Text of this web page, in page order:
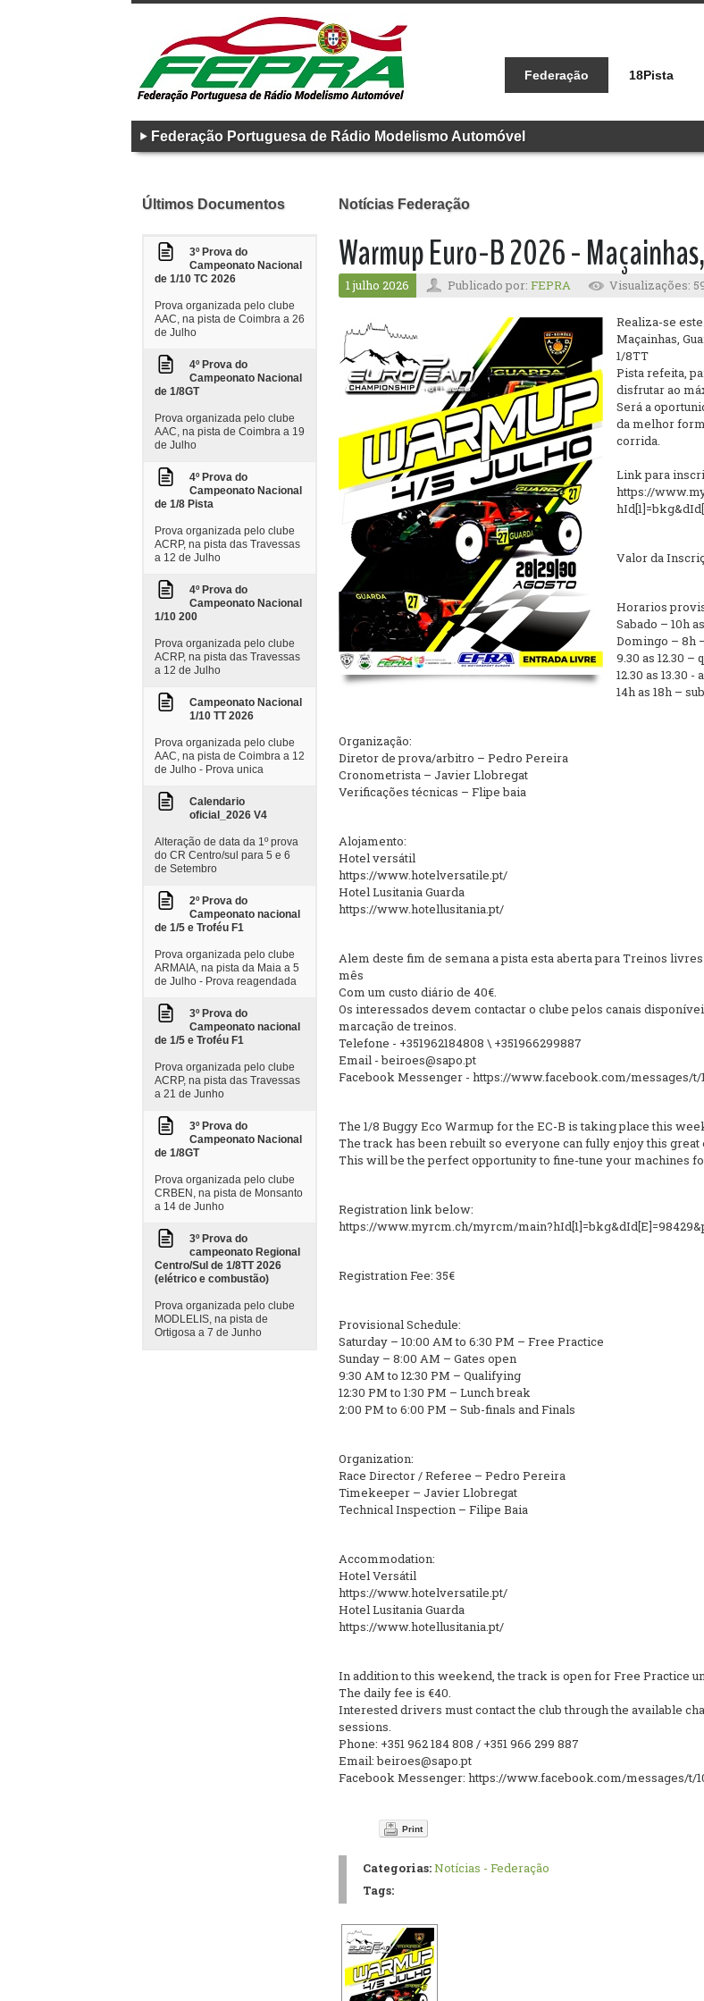
Federação 18Pista
Federação Portuguesa de Rádio Modelismo Automóvel
Últimos Documentos
3º Prova do
Campeonato Nacional
de 1/10 TC 2026
Prova organizada pelo clube
AAC, na pista de Coimbra a 26
de Julho
4º Prova do
Campeonato Nacional
de 1/8GT
Prova organizada pelo clube
AAC, na pista de Coimbra a 19
de Julho
4º Prova do
Campeonato Nacional
de 1/8 Pista
Prova organizada pelo clube
ACRP, na pista das Travessas
a 12 de Julho
4º Prova do
Campeonato Nacional
1/10 200
Prova organizada pelo clube
ACRP, na pista das Travessas
a 12 de Julho
Campeonato Nacional
1/10 TT 2026
Prova organizada pelo clube
AAC, na pista de Coimbra a 12
de Julho - Prova unica
Calendario
oficial_2026 V4
Alteração de data da 1º prova
do CR Centro/sul para 5 e 6
de Setembro
2º Prova do
Campeonato nacional
de 1/5 e Troféu F1
Prova organizada pelo clube
ARMAIA, na pista da Maia a 5
de Julho - Prova reagendada
3º Prova do
Campeonato nacional
de 1/5 e Troféu F1
Prova organizada pelo clube
ACRP, na pista das Travessas
a 21 de Junho
3º Prova do
Campeonato Nacional
de 1/8GT
Prova organizada pelo clube
CRBEN, na pista de Monsanto
a 14 de Junho
3º Prova do
campeonato Regional
Centro/Sul de 1/8TT 2026
(elétrico e combustão)
Prova organizada pelo clube
MODLELIS, na pista de
Ortigosa a 7 de Junho
Notícias Federação
Warmup Euro-B 2026 -
1 julho 2026 Publicado por: FEPRA Visualizações:
Realiza-se
Maçainhas,
1/8TT
Pista refeita,
disfrutar ao
Será a
da melhor
corrida.
Link para
https://
Valor da
Horarios
Sabado – 10h
Domingo – 8h
9.30 as 12.30 –
12.30 as 13.30 -
14h as 18h –
Organização:
Diretor de prova/arbitro – Pedro Pereira
Cronometrista – Javier Llobregat
Verificações técnicas – Flipe baia
Alojamento:
Hotel versátil
https://www.hotelversatile.pt/
Hotel Lusitania Guarda
https://www.hotellusitania.pt/
Alem deste fim de semana a pista esta aberta para Treinos livres
mês
Com um custo diário de 40€.
Os interessados devem contactar o clube pelos canais
marcação de treinos.
Telefone - +351962184808 \ +351966299887
Email - beiroes@sapo.pt
Facebook Messenger - https://www.facebook.com/messages/t/
The 1/8 Buggy Eco Warmup for the EC-B is taking place this
The track has been rebuilt so everyone can fully enjoy this great
This will be the perfect opportunity to fine-tune your machines
Registration link below:
https://www.myrcm.ch/myrcm/
Registration Fee: 35€
Provisional Schedule:
Saturday – 10:00 AM to 6:30 PM – Free Practice
Sunday – 8:00 AM – Gates open
9:30 AM to 12:30 PM – Qualifying
12:30 PM to 1:30 PM – Lunch break
2:00 PM to 6:00 PM – Sub-finals and Finals
Organization:
Race Director / Referee – Pedro Pereira
Timekeeper – Javier Llobregat
Technical Inspection – Filipe Baia
Accommodation:
Hotel Versátil
https://www.hotelversatile.pt/
Hotel Lusitania Guarda
https://www.hotellusitania.pt/
In addition to this weekend, the track is open for Free Practice
The daily fee is €40.
Interested drivers must contact the club through the available
sessions.
Phone: +351 962 184 808 / +351 966 299 887
Email: beiroes@sapo.pt
Facebook Messenger: https://www.facebook.com/messages/t/
Print
Categorias:Notícias - Federação
Tags: